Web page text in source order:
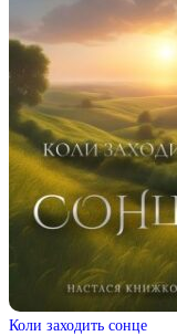
Коли заходить сонце